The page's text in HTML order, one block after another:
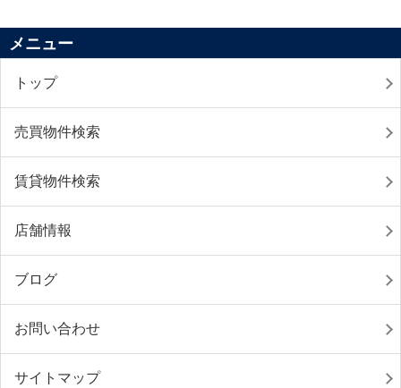
メニュー
トップ
売買物件検索
賃貸物件検索
店舗情報
ブログ
お問い合わせ
サイトマップ